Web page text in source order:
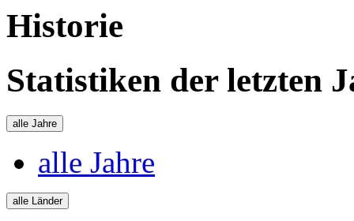
Historie
Statistiken der letzten
alle Jahre
alle Jahre
alle Länder